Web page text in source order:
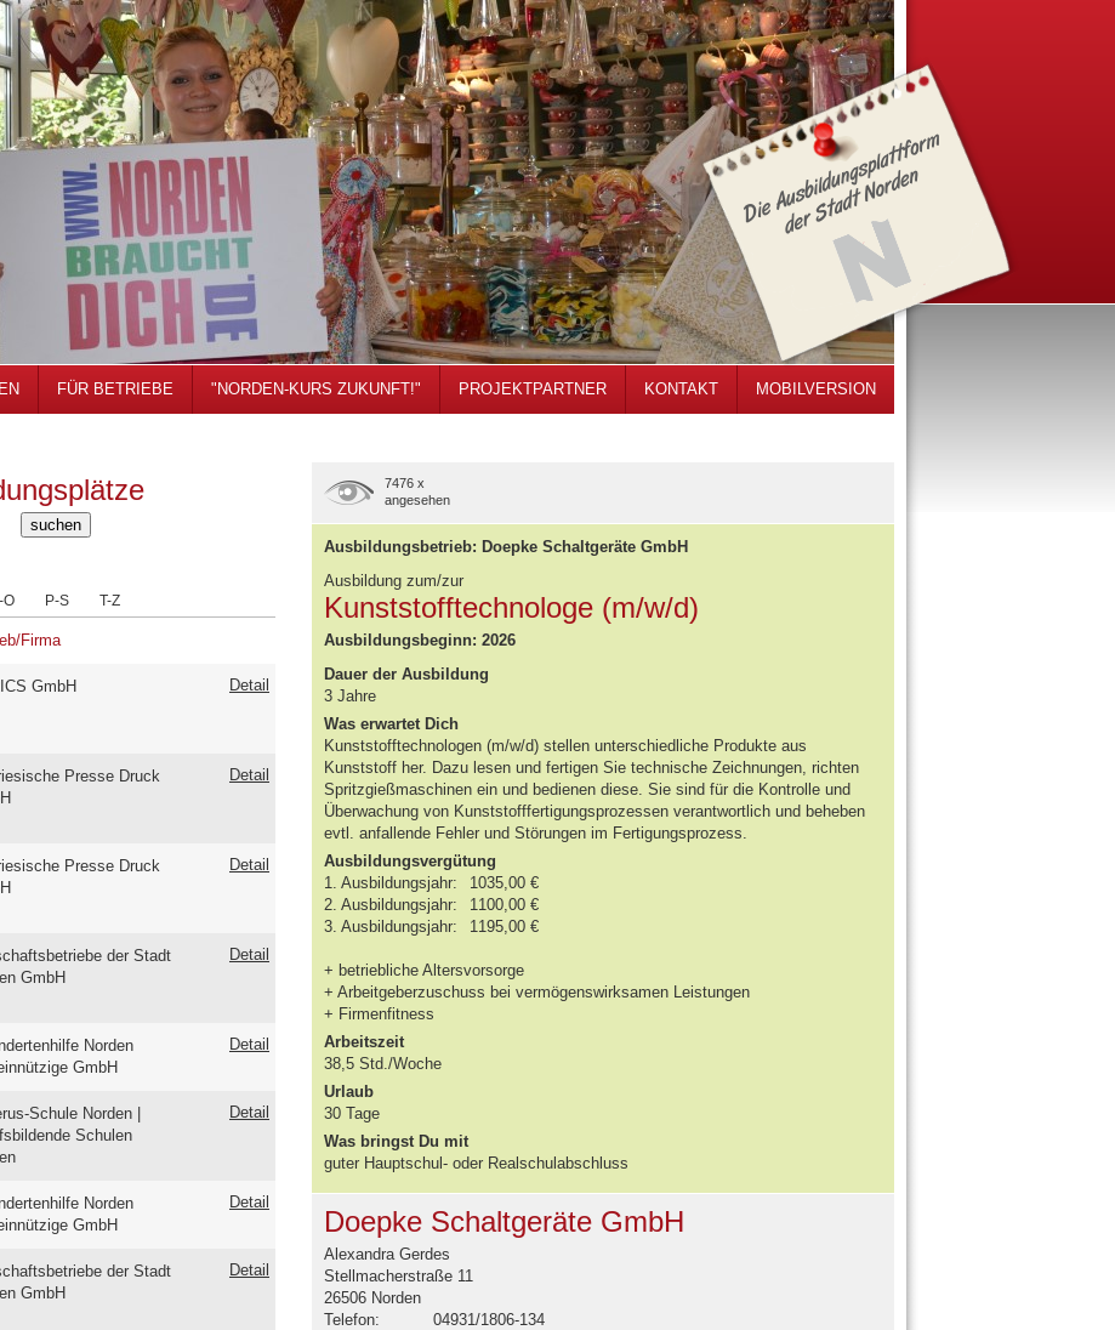
FÜR BETRIEBE "NORDEN-KURS ZUKUNFT!" PROJEKTPARTNER KONTAKT MOBILVERSION
O P-S T-Z
Firma
GmbH Detail
Presse Druck
Detail
Presse Druck
Detail
der Stadt
GmbH
Detail
Norden
GmbH
Detail
Schule Norden |
Schulen
Detail
Norden
GmbH
Detail
der Stadt
GmbH
Detail
7476 x
angesehen
Ausbildungsbetrieb: Doepke Schaltgeräte GmbH
Ausbildung zum/zur
Kunststofftechnologe (m/w/d)
Ausbildungsbeginn: 2026
Dauer der Ausbildung
3 Jahre
Was erwartet Dich
Kunststofftechnologen (m/w/d) stellen unterschiedliche Produkte aus
Kunststoff her. Dazu lesen und fertigen Sie technische Zeichnungen, richten
Spritzgießmaschinen ein und bedienen diese. Sie sind für die Kontrolle und
Überwachung von Kunststofffertigungsprozessen verantwortlich und beheben
evtl. anfallende Fehler und Störungen im Fertigungsprozess.
Ausbildungsvergütung
1. Ausbildungsjahr:
1035,00 €
2. Ausbildungsjahr:
1100,00 €
3. Ausbildungsjahr:
1195,00 €
+ betriebliche Altersvorsorge
+ Arbeitgeberzuschuss bei vermögenswirksamen Leistungen
+ Firmenfitness
Arbeitszeit
38,5 Std./Woche
Urlaub
30 Tage
Was bringst Du mit
guter Hauptschul- oder Realschulabschluss
Doepke Schaltgeräte GmbH
Alexandra Gerdes
Stellmacherstraße 11
26506 Norden
Telefon:
04931/1806-134